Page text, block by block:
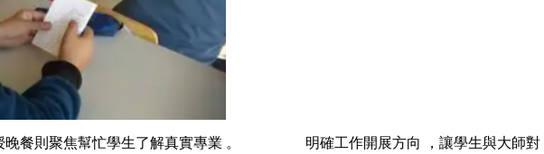
晚餐則聚焦幫忙學生了解真實專業 。 明確工作開展方向 ，讓學生與大師對